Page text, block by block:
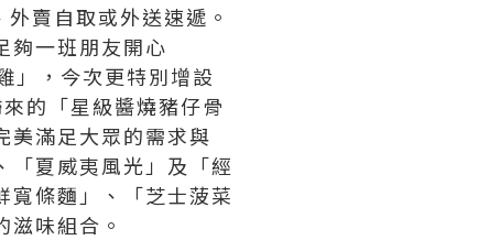
賣自取或外送速遞。
夠一班朋友開心
」，今次更特別增設
的「星級醬燒豬仔骨
美滿足大眾的需求與
「夏威夷風光」及「經
寬條麵」、「芝士菠菜
味組合。